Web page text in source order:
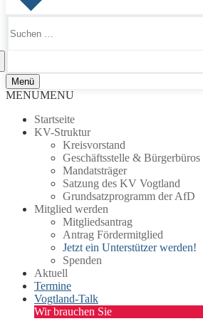
nach:
Menü
MENUMENU
Startseite
KV-Struktur
Kreisvorstand
Geschäftsstelle & Bürgerbüros
Mandatsträger
Satzung des KV Vogtland
Grundsatzprogramm der AfD
Mitglied werden
Mitgliedsantrag
Antrag Fördermitglied
Jetzt ein Unterstützer werden!
Spenden
Aktuell
Termine
Vogtland-Talk
Wir brauchen Sie